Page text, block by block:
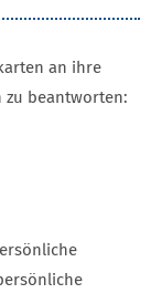
an ihre
zu beantworten: